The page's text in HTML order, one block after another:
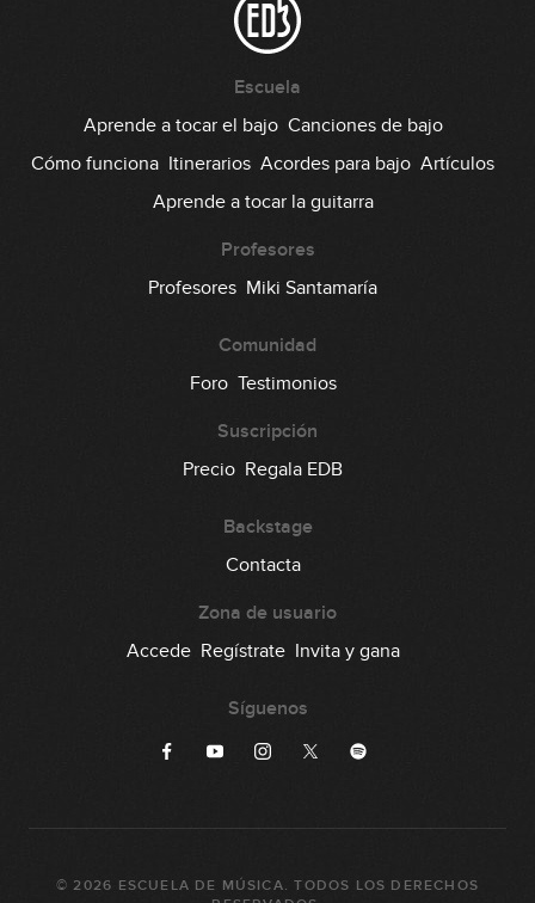
Escuela
Aprende a tocar el bajo Canciones de bajo
Cómo funciona Itinerarios Acordes para bajo Artículos
Aprende a tocar la guitarra
Profesores
Profesores Miki Santamaría
Comunidad
Foro Testimonios
Suscripción
Precio Regala EDB
Backstage
Contacta
Zona de usuario
Accede Regístrate Invita y gana
Síguenos
©2026 ESCUELA DE MÚSICA. TODOS LOS DERECHOS